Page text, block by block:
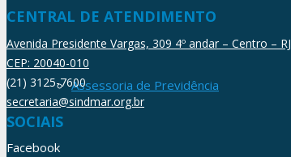
Assessoria de Previdência
CENTRAL DE ATENDIMENTO
Avenida Presidente Vargas, 309 4º andar – Centro – RJ
CEP: 20040-010
(21) 3125-7600
secretaria@sindmar.org.br
SOCIAIS
Facebook